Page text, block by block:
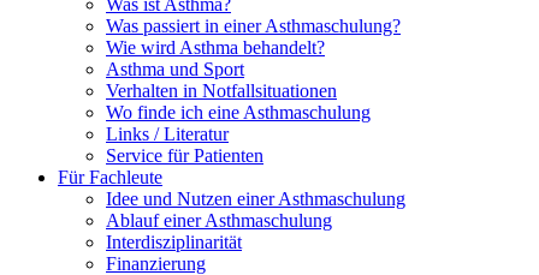
Was ist Asthma?
Was passiert in einer Asthmaschulung?
Wie wird Asthma behandelt?
Asthma und Sport
Verhalten in Notfallsituationen
Wo finde ich eine Asthmaschulung
Links / Literatur
Service für Patienten
Für Fachleute
Idee und Nutzen einer Asthmaschulung
Ablauf einer Asthmaschulung
Interdisziplinarität
Finanzierung